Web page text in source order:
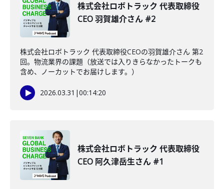
株式会社ロボトラック 代表取締役
CEO 羽賀雄介さん #2
株式会社ロボトラック 代表取締役CEOの羽賀雄介さん 第2
回。物流業界の課題（放送では入りきらなかったトークも
含め、ノーカットでお届けします。）
2026.03.31 |00:14:20
株式会社ロボトラック 代表取締役
CEO 阿久津岳生さん #1